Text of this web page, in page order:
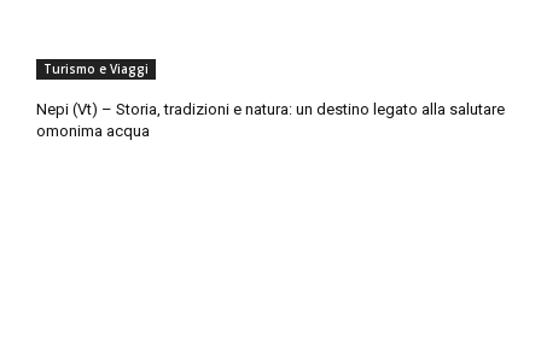
Turismo e Viaggi
Nepi (Vt) – Storia, tradizioni e natura: un destino legato alla salutare
omonima acqua